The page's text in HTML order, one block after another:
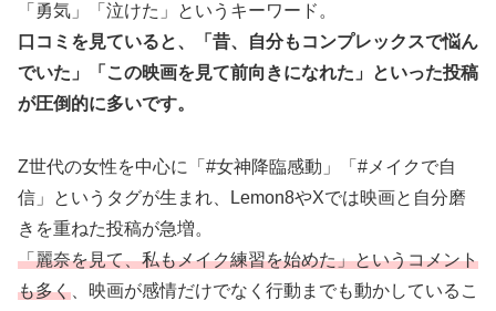
「勇気」「泣けた」というキーワード。
口コミを見ていると、「昔、自分もコンプレックスで悩ん
でいた」「この映画を見て前向きになれた」といった投稿
が圧倒的に多いです。
Z世代の女性を中心に「#女神降臨感動」「#メイクで自
信」というタグが生まれ、Lemon8やXでは映画と自分磨
きを重ねた投稿が急増。
「麗奈を見て、私もメイク練習を始めた」というコメント
も多く 、映画が感情だけでなく行動までも動かしているこ